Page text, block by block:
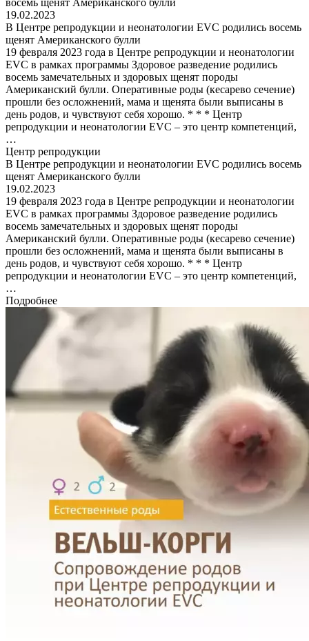
19.02.2023
В Центре репродукции и неонатологии EVC родились восемь
щенят Американского булли
19 февраля 2023 года в Центре репродукции и неонатологии
EVC в рамках программы Здоровое разведение родились
восемь замечательных и здоровых щенят породы
Американский булли. Оперативные роды (кесарево сечение)
прошли без осложнений, мама и щенята были выписаны в
день родов, и чувствуют себя хорошо. * * * Центр
репродукции и неонатологии EVC – это центр компетенций,
…
Центр репродукции
В Центре репродукции и неонатологии EVC родились восемь
щенят Американского булли
19.02.2023
19 февраля 2023 года в Центре репродукции и неонатологии
EVC в рамках программы Здоровое разведение родились
восемь замечательных и здоровых щенят породы
Американский булли. Оперативные роды (кесарево сечение)
прошли без осложнений, мама и щенята были выписаны в
день родов, и чувствуют себя хорошо. * * * Центр
репродукции и неонатологии EVC – это центр компетенций,
…
Подробнее